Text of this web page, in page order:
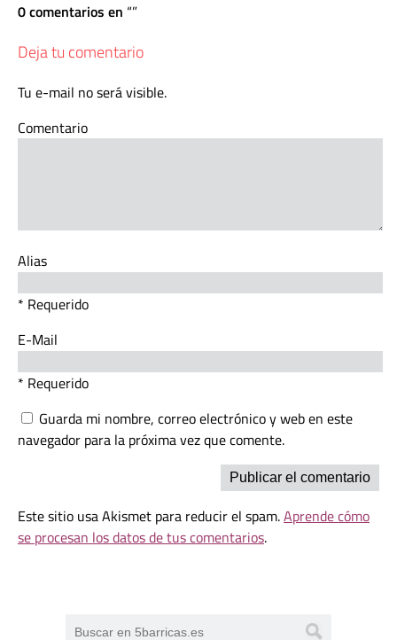
0 comentarios en
Deja tu comentario
Tu e-mail no será visible.
Comentario
Alias
* Requerido
E-Mail
* Requerido
Guarda mi nombre, correo electrónico y web en este
navegador para la próxima vez que comente.
Este sitio usa Akismet para reducir el spam.Aprende cómo
se procesan los datos de tus comentarios.